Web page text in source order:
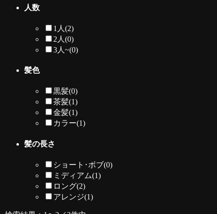
人数
1人(2)
2人(0)
3人~(0)
髪色
黒髪(0)
茶髪(1)
金髪(1)
カラー(1)
髪の長さ
ショート･ボブ(0)
ミディアム(1)
ロング(2)
アレンジ(1)